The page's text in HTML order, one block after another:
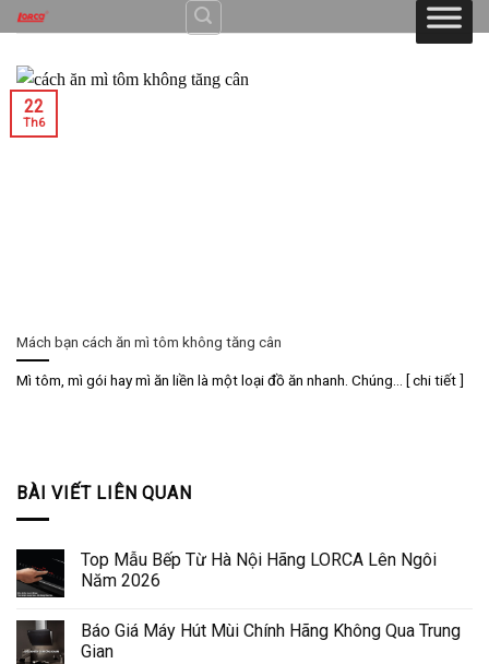
Skip
to
content
Mách bạn cách ăn mì tôm không tăng cân
Mì tôm, mì gói hay mì ăn liền là một loại đồ ăn nhanh. Chúng... [ chi tiết ]
22
Th6
BÀI VIẾT LIÊN QUAN
Top Mẫu Bếp Từ Hà Nội Hãng LORCA Lên Ngôi
Năm 2026
Báo Giá Máy Hút Mùi Chính Hãng Không Qua Trung
Gian